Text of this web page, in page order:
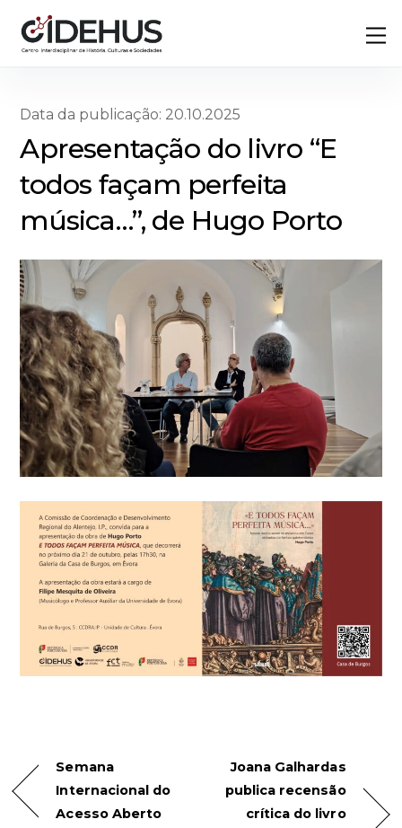
content
Data da publicação: 20.10.2025
Apresentação do livro “E
todos façam perfeita
música…”, de Hugo Porto
Semana
Internacional do
Acesso Aberto
Joana Galhardas
publica recensão
crítica do livro